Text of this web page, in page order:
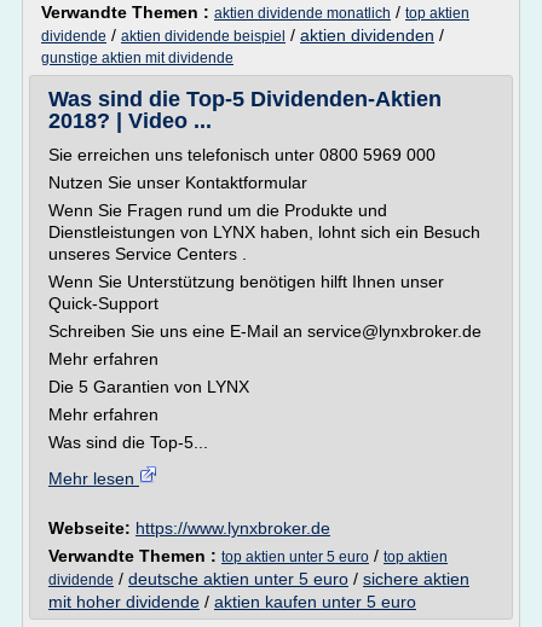
Verwandte Themen : aktien dividende monatlich / top aktien
dividende / aktien dividende beispiel / aktien dividenden /
gunstige aktien mit dividende
Was sind die Top-5 Dividenden-Aktien
2018? | Video ...
Sie erreichen uns telefonisch unter 0800 5969 000
Nutzen Sie unser Kontaktformular
Wenn Sie Fragen rund um die Produkte und
Dienstleistungen von LYNX haben, lohnt sich ein Besuch
unseres Service Centers .
Wenn Sie Unterstützung benötigen hilft Ihnen unser
Quick-Support
Schreiben Sie uns eine E-Mail an service@lynxbroker.de
Mehr erfahren
Die 5 Garantien von LYNX
Mehr erfahren
Was sind die Top-5...
Mehr lesen
Webseite: https://www.lynxbroker.de
Verwandte Themen : top aktien unter 5 euro / top aktien
dividende / deutsche aktien unter 5 euro / sichere aktien
mit hoher dividende / aktien kaufen unter 5 euro